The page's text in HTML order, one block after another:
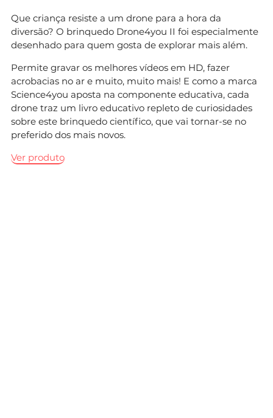
Que criança resiste a um drone para a hora da
diversão? O brinquedo Drone4you II foi especialmente
desenhado para quem gosta de explorar mais além.
Permite gravar os melhores vídeos em HD, fazer
acrobacias no ar e muito, muito mais! E como a marca
Science4you aposta na componente educativa, cada
drone traz um livro educativo repleto de curiosidades
sobre este brinquedo científico, que vai tornar-se no
preferido dos mais novos.
Ver produto